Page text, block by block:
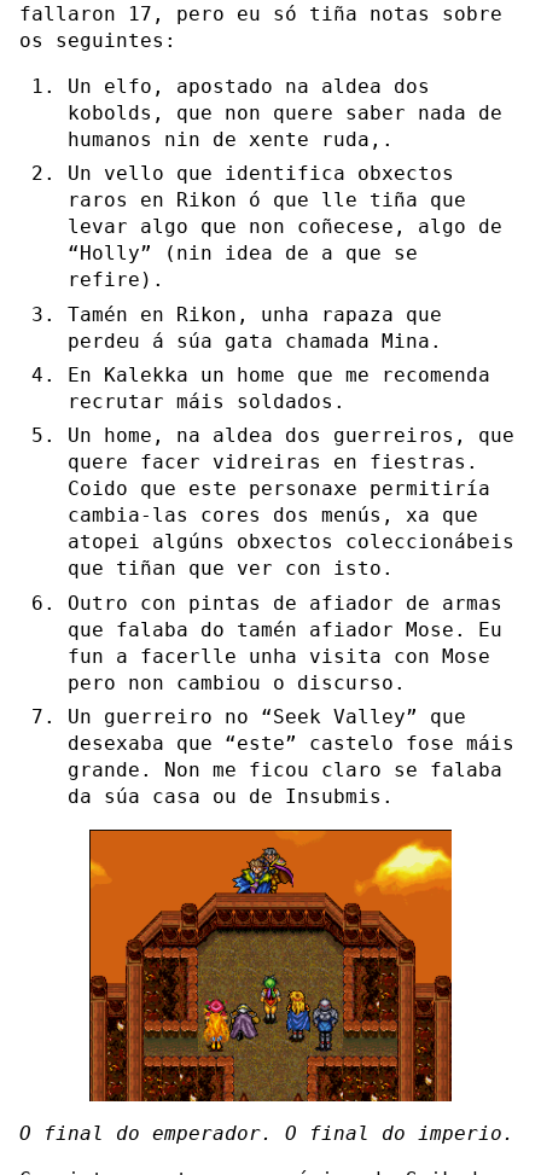
fallaron 17, pero eu só tiña notas sobre
os seguintes:
Un elfo, apostado na aldea dos
kobolds, que non quere saber nada de
humanos nin de xente ruda,.
Un vello que identifica obxectos
raros en Rikon ó que lle tiña que
levar algo que non coñecese, algo de
“Holly” (nin idea de a que se
refire).
Tamén en Rikon, unha rapaza que
perdeu á súa gata chamada Mina.
En Kalekka un home que me recomenda
recrutar máis soldados.
Un home, na aldea dos guerreiros, que
quere facer vidreiras en fiestras.
Coido que este personaxe permitiría
cambia-las cores dos menús, xa que
atopei algúns obxectos coleccionábeis
que tiñan que ver con isto.
Outro con pintas de afiador de armas
que falaba do tamén afiador Mose. Eu
fun a facerlle unha visita con Mose
pero non cambiou o discurso.
Un guerreiro no “Seek Valley” que
desexaba que “este” castelo fose máis
grande. Non me ficou claro se falaba
da súa casa ou de Insubmis.
O final do emperador. O final do imperio.